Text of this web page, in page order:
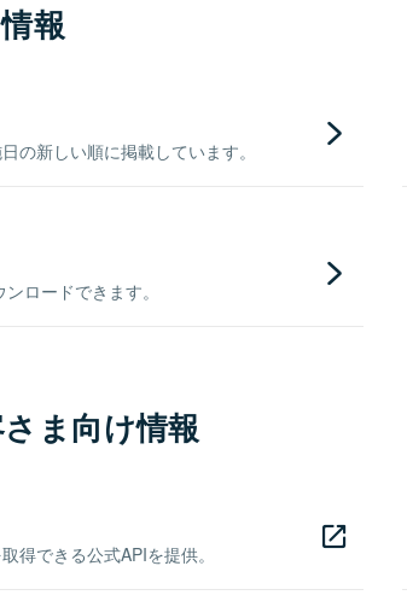
報
の新しい順に掲載しています。
ロードできます。
ま向け情報
得できる公式APIを提供。